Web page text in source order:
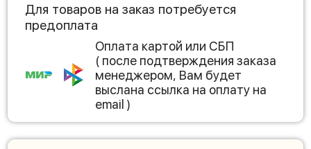
Для товаров на заказ потребуется
предоплата
Оплата картой или СБП
( после подтверждения заказа
менеджером, Вам будет
выслана ссылка на оплату на
email )